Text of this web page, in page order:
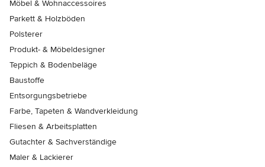
Möbel & Wohnaccessoires
Parkett & Holzböden
Polsterer
Produkt- & Möbeldesigner
Teppich & Bodenbeläge
Baustoffe
Entsorgungsbetriebe
Farbe, Tapeten & Wandverkleidung
Fliesen & Arbeitsplatten
Gutachter & Sachverständige
Maler & Lackierer